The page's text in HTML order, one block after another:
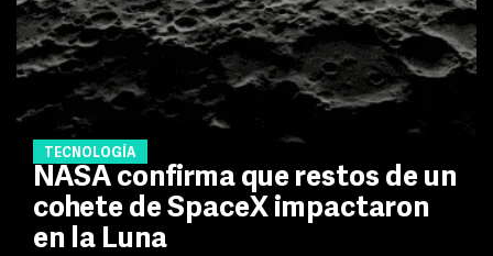
TECNOLOGÍA
NASA confirma que restos de un
cohete de SpaceX impactaron
en la Luna